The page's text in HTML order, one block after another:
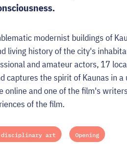
modernist buildings of
living history of the city's
and amateur actors, 17
captures the spirit of Kaunas in a
online and one of the film's
of the film.
art Opening